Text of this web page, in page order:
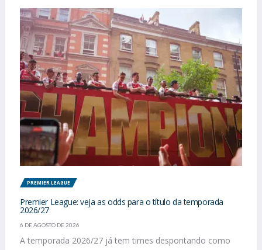
PREMIER LEAGUE
Premier League: veja as odds para o título da temporada
2026/27
6 DE AGOSTO DE 2026
A temporada 2026/27 já tem times despontando como